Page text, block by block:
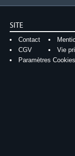
SITE
Contact
CGV
Vie
Paramètres Cookies